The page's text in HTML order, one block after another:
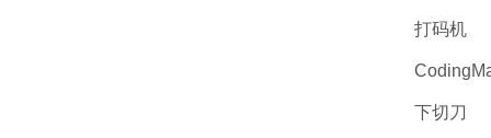
打码机
下切刀